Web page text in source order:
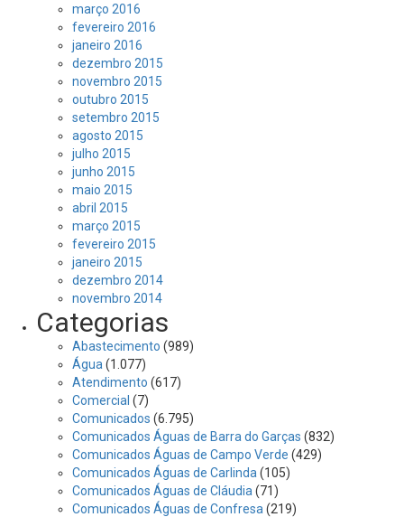
março 2016
fevereiro 2016
janeiro 2016
dezembro 2015
novembro 2015
outubro 2015
setembro 2015
agosto 2015
julho 2015
junho 2015
maio 2015
abril 2015
março 2015
fevereiro 2015
janeiro 2015
dezembro 2014
novembro 2014
Categorias
Abastecimento (989)
Água (1.077)
Atendimento (617)
Comercial (7)
Comunicados (6.795)
Comunicados Águas de Barra do Garças (832)
Comunicados Águas de Campo Verde (429)
Comunicados Águas de Carlinda (105)
Comunicados Águas de Cláudia (71)
Comunicados Águas de Confresa (219)